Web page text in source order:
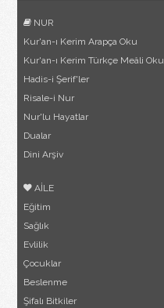
NUR
Kur'an-ı Kerim Arapça Oku
Kur'an-ı Kerim Türkçe Meâli Oku
Hadis-i Şerif'ler
Risale-i Nur
Nur'lu Hayatlar
Dualar
Dini Arşiv
AİLE
Eğitim
Sağlık
Evlilik
Çocuklar
Beslenme
Şifalı Bitkiler